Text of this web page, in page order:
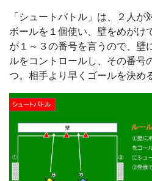
「シュートバトル」は、２人
ボールを１個使い、壁をめがけ
が１～３の番号を言うので、壁
ルをコントロールし、その番号
つ。相手より早くゴールを決め